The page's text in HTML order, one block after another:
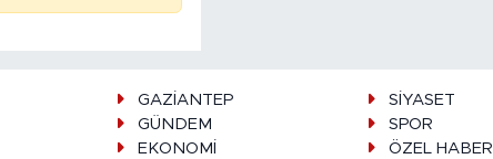
GAZİANTEP
SİYASET
GÜNDEM
SPOR
EKONOMİ
ÖZEL HABER